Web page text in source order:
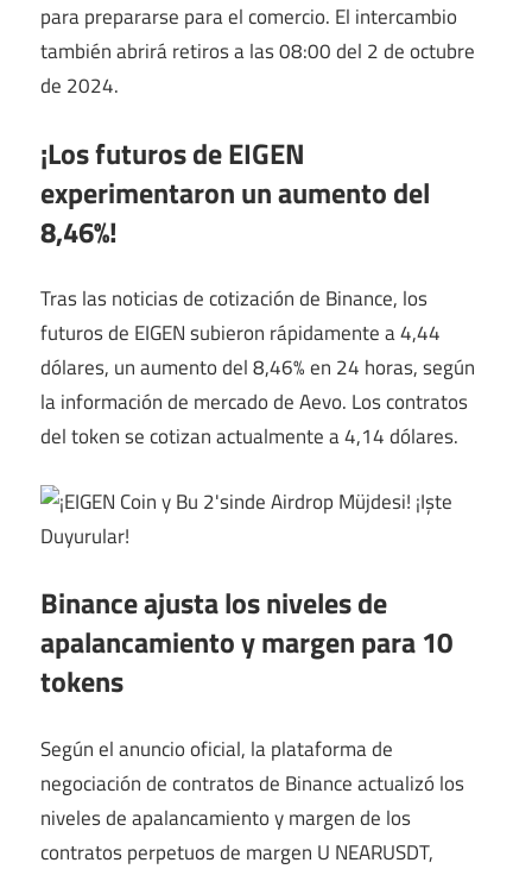
para prepararse para el comercio. El intercambio
también abrirá retiros a las 08:00 del 2 de octubre
de 2024.
¡Los futuros de EIGEN
experimentaron un aumento del
8,46%!
Tras las noticias de cotización de Binance, los
futuros de EIGEN subieron rápidamente a 4,44
dólares, un aumento del 8,46% en 24 horas, según
la información de mercado de Aevo. Los contratos
del token se cotizan actualmente a 4,14 dólares.
Binance ajusta los niveles de
apalancamiento y margen para 10
tokens
Según el anuncio oficial, la plataforma de
negociación de contratos de Binance actualizó los
niveles de apalancamiento y margen de los
contratos perpetuos de margen U NEARUSDT,